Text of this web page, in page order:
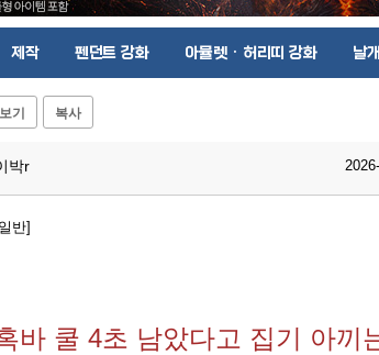
제작 펜던트 강화 아뮬렛 · 허리띠 강화 날
기 복사
박r
반]
바 쿨 4초 남았다고 집기 아끼